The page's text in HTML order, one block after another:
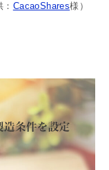
CacaoShares様）